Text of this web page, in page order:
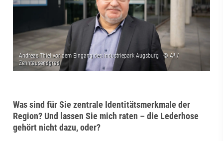
Was sind für Sie zentrale Identitätsmerkmale der
Region? Und lassen Sie mich raten – die Lederhose
gehört nicht dazu, oder?